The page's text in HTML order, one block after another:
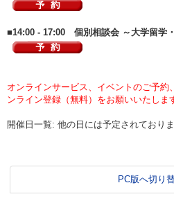
■14:00 - 17:00 個別相談会 ～大学留学
オンラインサービス、イベントのご予約
ンライン登録（無料）をお願いいたしま
開催日一覧: 他の日には予定されており
PC版へ切り